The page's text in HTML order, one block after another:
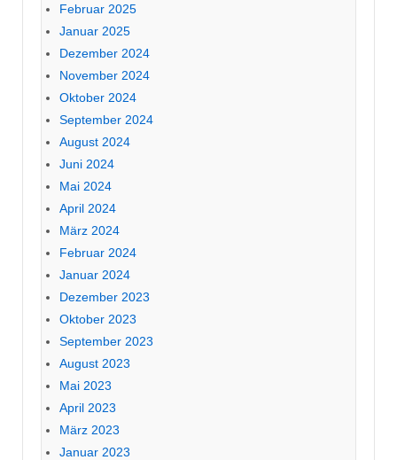
Februar 2025
Januar 2025
Dezember 2024
November 2024
Oktober 2024
September 2024
August 2024
Juni 2024
Mai 2024
April 2024
März 2024
Februar 2024
Januar 2024
Dezember 2023
Oktober 2023
September 2023
August 2023
Mai 2023
April 2023
März 2023
Januar 2023